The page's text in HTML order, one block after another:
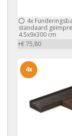
4x
standaard
4.5x9x300 cm
+€ 75,80
4x